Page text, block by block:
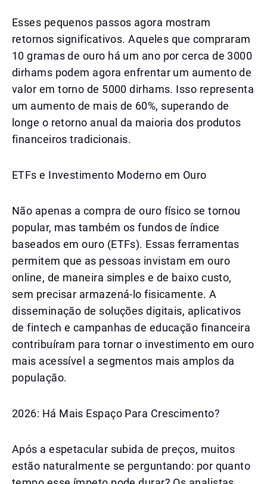
Esses pequenos passos agora mostram
retornos significativos. Aqueles que compraram
10 gramas de ouro há um ano por cerca de 3000
dirhams podem agora enfrentar um aumento de
valor em torno de 5000 dirhams. Isso representa
um aumento de mais de 60%, superando de
longe o retorno anual da maioria dos produtos
financeiros tradicionais.
ETFs e Investimento Moderno em Ouro
Não apenas a compra de ouro físico se tornou
popular, mas também os fundos de índice
baseados em ouro (ETFs). Essas ferramentas
permitem que as pessoas invistam em ouro
online, de maneira simples e de baixo custo,
sem precisar armazená-lo fisicamente. A
disseminação de soluções digitais, aplicativos
de fintech e campanhas de educação financeira
contribuíram para tornar o investimento em ouro
mais acessível a segmentos mais amplos da
população.
2026: Há Mais Espaço Para Crescimento?
Após a espetacular subida de preços, muitos
estão naturalmente se perguntando: por quanto